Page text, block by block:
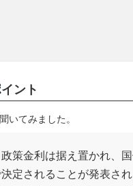
ント
いてみました。
策金利は据え置かれ、
定されることが発表さ